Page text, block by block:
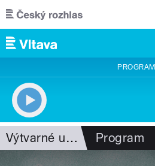
Přejít k hlavnímu obsahu
PROGRAM
Výtvarné umění Program